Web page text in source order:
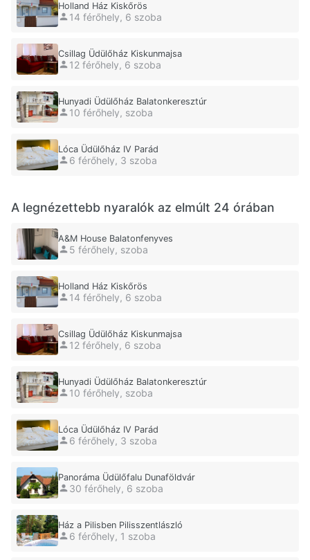
Holland Ház Kiskőrös
14 férőhely, 6 szoba
Csillag Üdülőház Kiskunmajsa
12 férőhely, 6 szoba
Hunyadi Üdülőház Balatonkeresztúr
10 férőhely, szoba
Lóca Üdülőház IV Parád
6 férőhely, 3 szoba
A legnézettebb nyaralók az elmúlt 24 órában
A&M House Balatonfenyves
5 férőhely, szoba
Holland Ház Kiskőrös
14 férőhely, 6 szoba
Csillag Üdülőház Kiskunmajsa
12 férőhely, 6 szoba
Hunyadi Üdülőház Balatonkeresztúr
10 férőhely, szoba
Lóca Üdülőház IV Parád
6 férőhely, 3 szoba
Panoráma Üdülőfalu Dunaföldvár
30 férőhely, 6 szoba
Ház a Pilisben Pilisszentlászló
6 férőhely, 1 szoba